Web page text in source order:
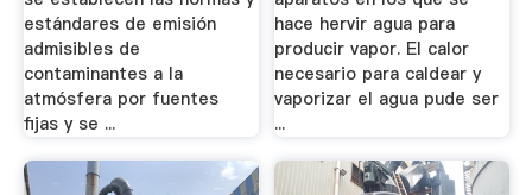
estándares de emisión
admisibles de
contaminantes a la
atmósfera por fuentes
fijas y se ...
hace hervir agua para
producir vapor. El calor
necesario para caldear y
vaporizar el agua pude ser
...